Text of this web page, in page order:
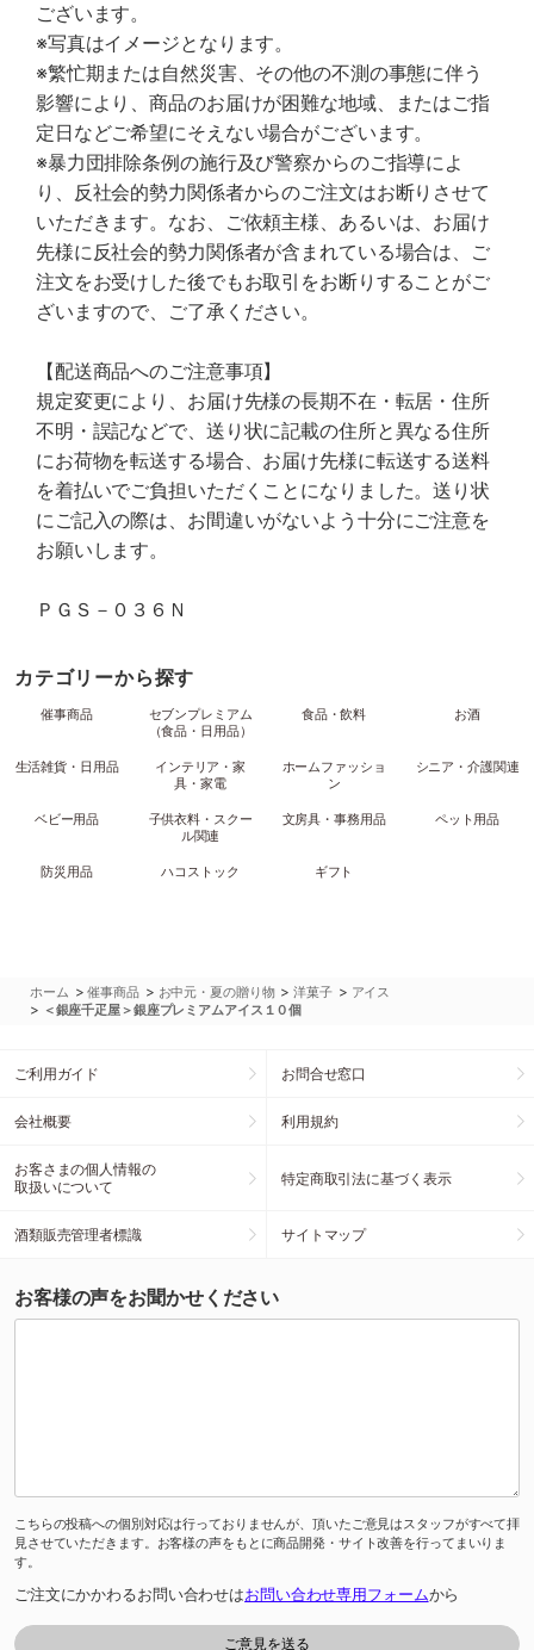
ございます。
※写真はイメージとなります。
※繁忙期または自然災害、その他の不測の事態に伴う
影響により、商品のお届けが困難な地域、またはご指
定日などご希望にそえない場合がございます。
※暴力団排除条例の施行及び警察からのご指導によ
り、反社会的勢力関係者からのご注文はお断りさせて
いただきます。なお、ご依頼主様、あるいは、お届け
先様に反社会的勢力関係者が含まれている場合は、ご
注文をお受けした後でもお取引をお断りすることがご
ざいますので、ご了承ください。
【配送商品へのご注意事項】
規定変更により、お届け先様の長期不在・転居・住所
不明・誤記などで、送り状に記載の住所と異なる住所
にお荷物を転送する場合、お届け先様に転送する送料
を着払いでご負担いただくことになりました。送り状
にご記入の際は、お間違いがないよう十分にご注意を
お願いします。
ＰＧＳ－０３６Ｎ
カテゴリーから探す
催事商品
セブンプレミアム
（食品・日用品）
食品・飲料 お酒
生活雑貨・日用品
インテリア・家
具・家電
ホームファッショ
ン
シニア・介護関連
ベビー用品
子供衣料・スクー
ル関連
文房具・事務用品 ペット用品
防災用品 ハコストック ギフト
ホーム >催事商品 > お中元・夏の贈り物 >洋菓子 > アイス
> ＜銀座千疋屋＞銀座プレミアムアイス１０個
ご利用ガイド お問合せ窓口
会社概要 利用規約
お客さまの個人情報の
取扱いについて
特定商取引法に基づく表示
酒類販売管理者標識 サイトマップ
お客様の声をお聞かせください
こちらの投稿への個別対応は行っておりませんが、頂いたご意見はスタッフがすべて拝
見させていただきます。お客様の声をもとに商品開発・サイト改善を行ってまいりま
す。
ご注文にかかわるお問い合わせはお問い合わせ専用フォームから